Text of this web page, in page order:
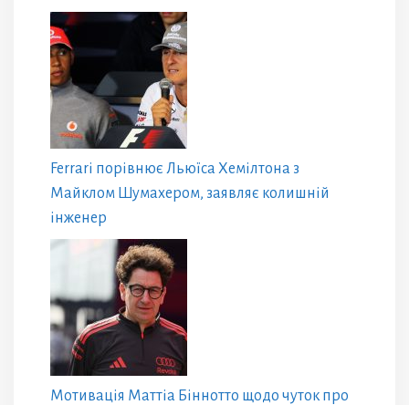
Ferrari порівнює Льюїса Хемілтона з
Майклом Шумахером, заявляє колишній
інженер
Мотивація Маттіа Біннотто щодо чуток про